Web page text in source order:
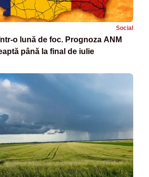
Social
o lună de foc. Prognoza ANM
până la final de iulie